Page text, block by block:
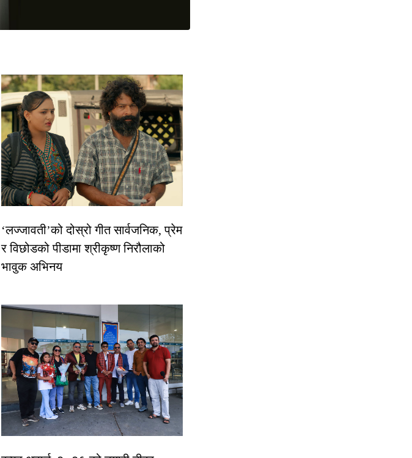
‘लज्जावती’को दोस्रो गीत सार्वजनिक, प्रेम
र विछोडको पीडामा श्रीकृष्ण निरौलाको
भावुक अभिनय